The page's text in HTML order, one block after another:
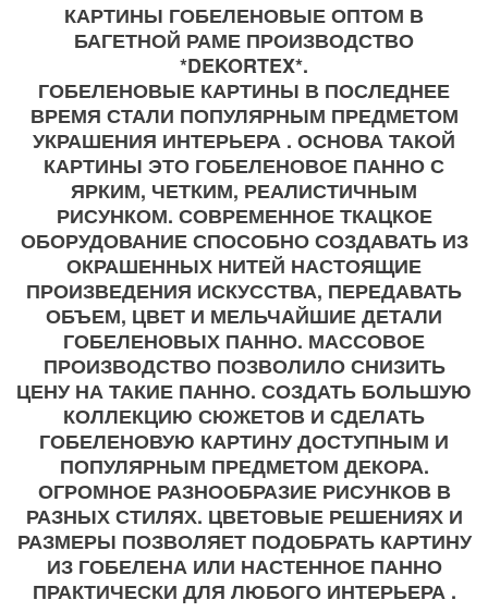
КАРТИНЫ ГОБЕЛЕНОВЫЕ ОПТОМ В
БАГЕТНОЙ РАМЕ ПРОИЗВОДСТВО
*DEKORTEX*.
ГОБЕЛЕНОВЫЕ КАРТИНЫ В ПОСЛЕДНЕЕ
ВРЕМЯ СТАЛИ ПОПУЛЯРНЫМ ПРЕДМЕТОМ
УКРАШЕНИЯ ИНТЕРЬЕРА . ОСНОВА ТАКОЙ
КАРТИНЫ ЭТО ГОБЕЛЕНОВОЕ ПАННО С
ЯРКИМ, ЧЕТКИМ, РЕАЛИСТИЧНЫМ
РИСУНКОМ. СОВРЕМЕННОЕ ТКАЦКОЕ
ОБОРУДОВАНИЕ СПОСОБНО СОЗДАВАТЬ ИЗ
ОКРАШЕННЫХ НИТЕЙ НАСТОЯЩИЕ
ПРОИЗВЕДЕНИЯ ИСКУССТВА, ПЕРЕДАВАТЬ
ОБЪЕМ, ЦВЕТ И МЕЛЬЧАЙШИЕ ДЕТАЛИ
ГОБЕЛЕНОВЫХ ПАННО. МАССОВОЕ
ПРОИЗВОДСТВО ПОЗВОЛИЛО СНИЗИТЬ
ЦЕНУ НА ТАКИЕ ПАННО. СОЗДАТЬ БОЛЬШУЮ
КОЛЛЕКЦИЮ СЮЖЕТОВ И СДЕЛАТЬ
ГОБЕЛЕНОВУЮ КАРТИНУ ДОСТУПНЫМ И
ПОПУЛЯРНЫМ ПРЕДМЕТОМ ДЕКОРА.
ОГРОМНОЕ РАЗНООБРАЗИЕ РИСУНКОВ В
РАЗНЫХ СТИЛЯХ. ЦВЕТОВЫЕ РЕШЕНИЯХ И
РАЗМЕРЫ ПОЗВОЛЯЕТ ПОДОБРАТЬ КАРТИНУ
ИЗ ГОБЕЛЕНА ИЛИ НАСТЕННОЕ ПАННО
ПРАКТИЧЕСКИ ДЛЯ ЛЮБОГО ИНТЕРЬЕРА .